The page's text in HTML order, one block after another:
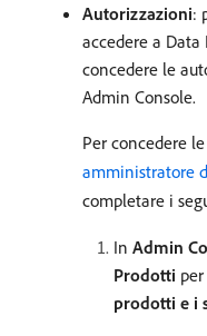
Autorizzazioni:
accedere a
concedere le
Admin Console.
Per concedere
amministratore
completare i
In Admin
Prodotti
prodotti e i